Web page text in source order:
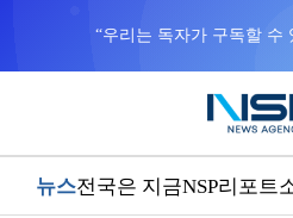
“우리는 독자가 구독할 수
뉴스전국은 지금NSP리포트